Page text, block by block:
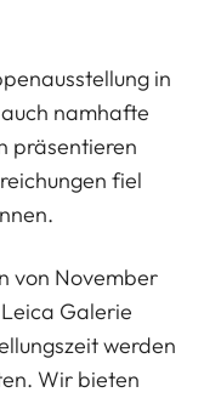
in
namhafte
präsentieren
fiel
von November
Galerie
werden
Wir bieten